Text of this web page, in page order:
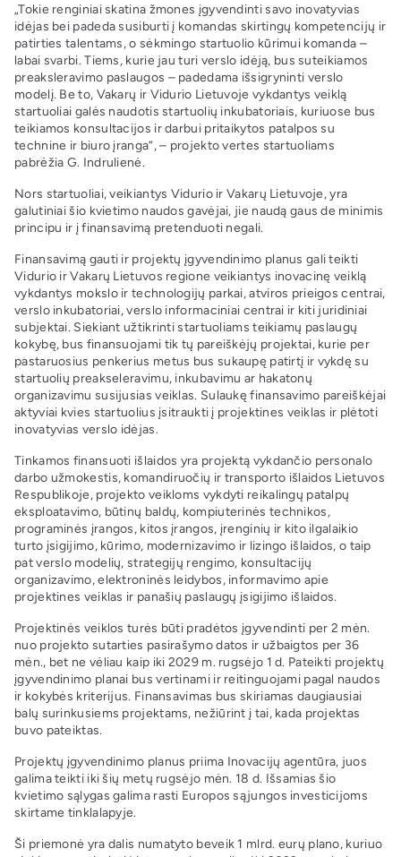
„Tokie renginiai skatina žmones įgyvendinti savo inovatyvias
idėjas bei padeda susiburti į komandas skirtingų kompetencijų ir
patirties talentams, o sėkmingo startuolio kūrimui komanda –
labai svarbi. Tiems, kurie jau turi verslo idėją, bus suteikiamos
preaksleravimo paslaugos – padedama išsigryninti verslo
modelį. Be to, Vakarų ir Vidurio Lietuvoje vykdantys veiklą
startuoliai galės naudotis startuolių inkubatoriais, kuriuose bus
teikiamos konsultacijos ir darbui pritaikytos patalpos su
technine ir biuro įranga“, – projekto vertes startuoliams
pabrėžia G. Indrulienė.
Nors startuoliai, veikiantys Vidurio ir Vakarų Lietuvoje, yra
galutiniai šio kvietimo naudos gavėjai, jie naudą gaus de minimis
principu ir į finansavimą pretenduoti negali.
Finansavimą gauti ir projektų įgyvendinimo planus gali teikti
Vidurio ir Vakarų Lietuvos regione veikiantys inovacinę veiklą
vykdantys mokslo ir technologijų parkai, atviros prieigos centrai,
verslo inkubatoriai, verslo informaciniai centrai ir kiti juridiniai
subjektai. Siekiant užtikrinti startuoliams teikiamų paslaugų
kokybę, bus finansuojami tik tų pareiškėjų projektai, kurie per
pastaruosius penkerius metus bus sukaupę patirtį ir vykdę su
startuolių preakseleravimu, inkubavimu ar hakatonų
organizavimu susijusias veiklas. Sulaukę finansavimo pareiškėjai
aktyviai kvies startuolius įsitraukti į projektines veiklas ir plėtoti
inovatyvias verslo idėjas.
Tinkamos finansuoti išlaidos yra projektą vykdančio personalo
darbo užmokestis, komandiruočių ir transporto išlaidos Lietuvos
Respublikoje, projekto veikloms vykdyti reikalingų patalpų
eksploatavimo, būtinų baldų, kompiuterinės technikos,
programinės įrangos, kitos įrangos, įrenginių ir kito ilgalaikio
turto įsigijimo, kūrimo, modernizavimo ir lizingo išlaidos, o taip
pat verslo modelių, strategijų rengimo, konsultacijų
organizavimo, elektroninės leidybos, informavimo apie
projektines veiklas ir panašių paslaugų įsigijimo išlaidos.
Projektinės veiklos turės būti pradėtos įgyvendinti per 2 mėn.
nuo projekto sutarties pasirašymo datos ir užbaigtos per 36
mėn., bet ne vėliau kaip iki 2029 m. rugsėjo 1 d. Pateikti projektų
įgyvendinimo planai bus vertinami ir reitinguojami pagal naudos
ir kokybės kriterijus. Finansavimas bus skiriamas daugiausiai
balų surinkusiems projektams, nežiūrint į tai, kada projektas
buvo pateiktas.
Projektų įgyvendinimo planus priima Inovacijų agentūra, juos
galima teikti iki šių metų rugsėjo mėn. 18 d. Išsamias šio
kvietimo sąlygas galima rasti Europos sąjungos investicijoms
skirtame tinklalapyje.
Ši priemonė yra dalis numatyto beveik 1 mlrd. eurų plano, kuriuo